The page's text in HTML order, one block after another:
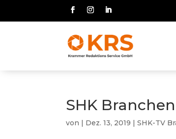
SHK
von | Dez. 13, 2019 |SHK-TV